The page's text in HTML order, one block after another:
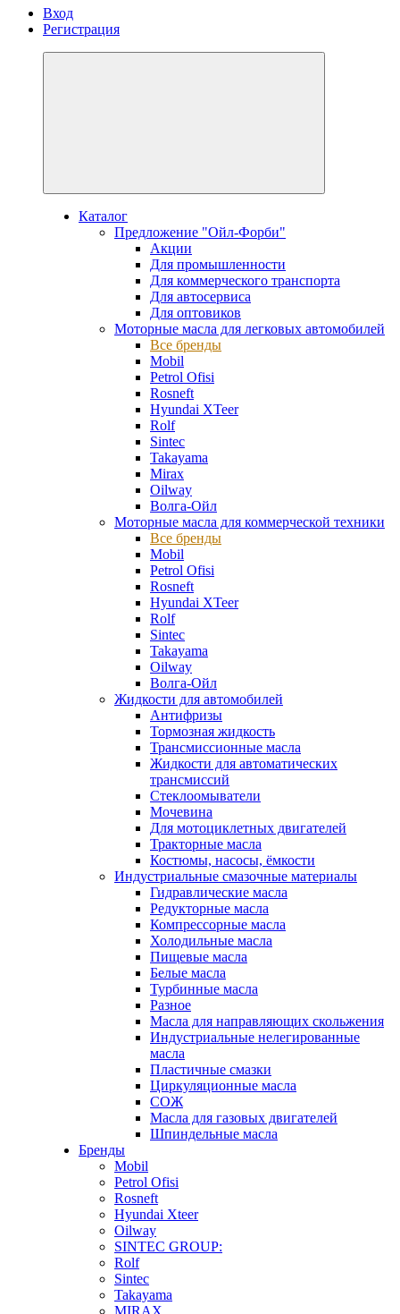
Вход
Регистрация
Каталог
Предложение "Ойл-Форби"
Акции
Для промышленности
Для коммерческого транспорта
Для автосервиса
Для оптовиков
Моторные масла для легковых автомобилей
Все бренды
Mobil
Petrol Ofisi
Rosneft
Hyundai XTeer
Rolf
Sintec
Takayama
Mirax
Oilway
Волга-Ойл
Моторные масла для коммерческой техники
Все бренды
Mobil
Petrol Ofisi
Rosneft
Hyundai XTeer
Rolf
Sintec
Takayama
Oilway
Волга-Ойл
Жидкости для автомобилей
Антифризы
Тормозная жидкость
Трансмиссионные масла
Жидкости для автоматических
трансмиссий
Стеклоомыватели
Мочевина
Для мотоциклетных двигателей
Тракторные масла
Костюмы, насосы, ёмкости
Индустриальные смазочные материалы
Гидравлические масла
Редукторные масла
Компрессорные масла
Холодильные масла
Пищевые масла
Белые масла
Турбинные масла
Разное
Масла для направляющих скольжения
Индустриальные нелегированные
масла
Пластичные смазки
Циркуляционные масла
СОЖ
Масла для газовых двигателей
Шпиндельные масла
Бренды
Mobil
Petrol Ofisi
Rosneft
Hyundai Xteer
Oilway
SINTEC GROUP:
Rolf
Sintec
Takayama
MIRAX